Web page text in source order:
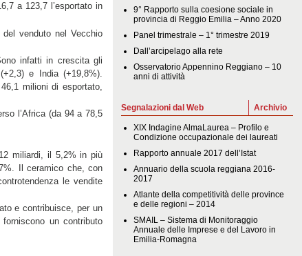
9° Rapporto sulla coesione sociale in
provincia di Reggio Emilia – Anno 2020
Panel trimestrale – 1° trimestre 2019
Dall’arcipelago alla rete
Osservatorio Appennino Reggiano – 10
anni di attività
Archivio
Segnalazioni dal Web
XIX Indagine AlmaLaurea – Profilo e
Condizione occupazionale dei laureati
Rapporto annuale 2017 dell’Istat
Annuario della scuola reggiana 2016-
2017
Atlante della competitività delle province
e delle regioni – 2014
SMAIL – Sistema di Monitoraggio
Annuale delle Imprese e del Lavoro in
Emilia-Romagna
a 123,7 l’esportato in
venduto nel Vecchio
infatti in crescita gli
e India (+19,8%).
milioni di esportato,
l’Africa (da 94 a 78,5
miliardi, il 5,2% in più
Il ceramico che, con
le vendite
e contribuisce, per un
un contributo